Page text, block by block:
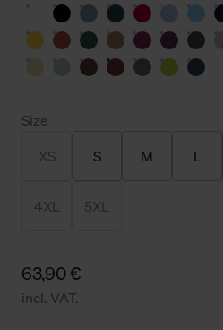
Size
XS S M L
4XL 5XL
63,90 €
incl. VAT.